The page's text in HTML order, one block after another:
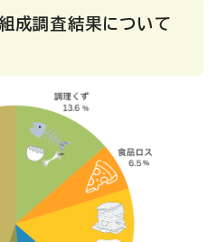
成調査結果について